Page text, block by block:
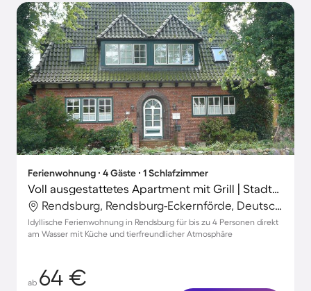
Ferienwohnung ∙ 4 Gäste ∙ 1 Schlafzimmer
Voll ausgestattetes Apartment mit Grill | Stadtblick | Haustierfreundlich
Rendsburg, Rendsburg-Eckernförde, Deutschland
Idyllische Ferienwohnung in Rendsburg für bis zu 4 Personen direkt
am Wasser mit Küche und tierfreundlicher Atmosphäre
ab 64 €